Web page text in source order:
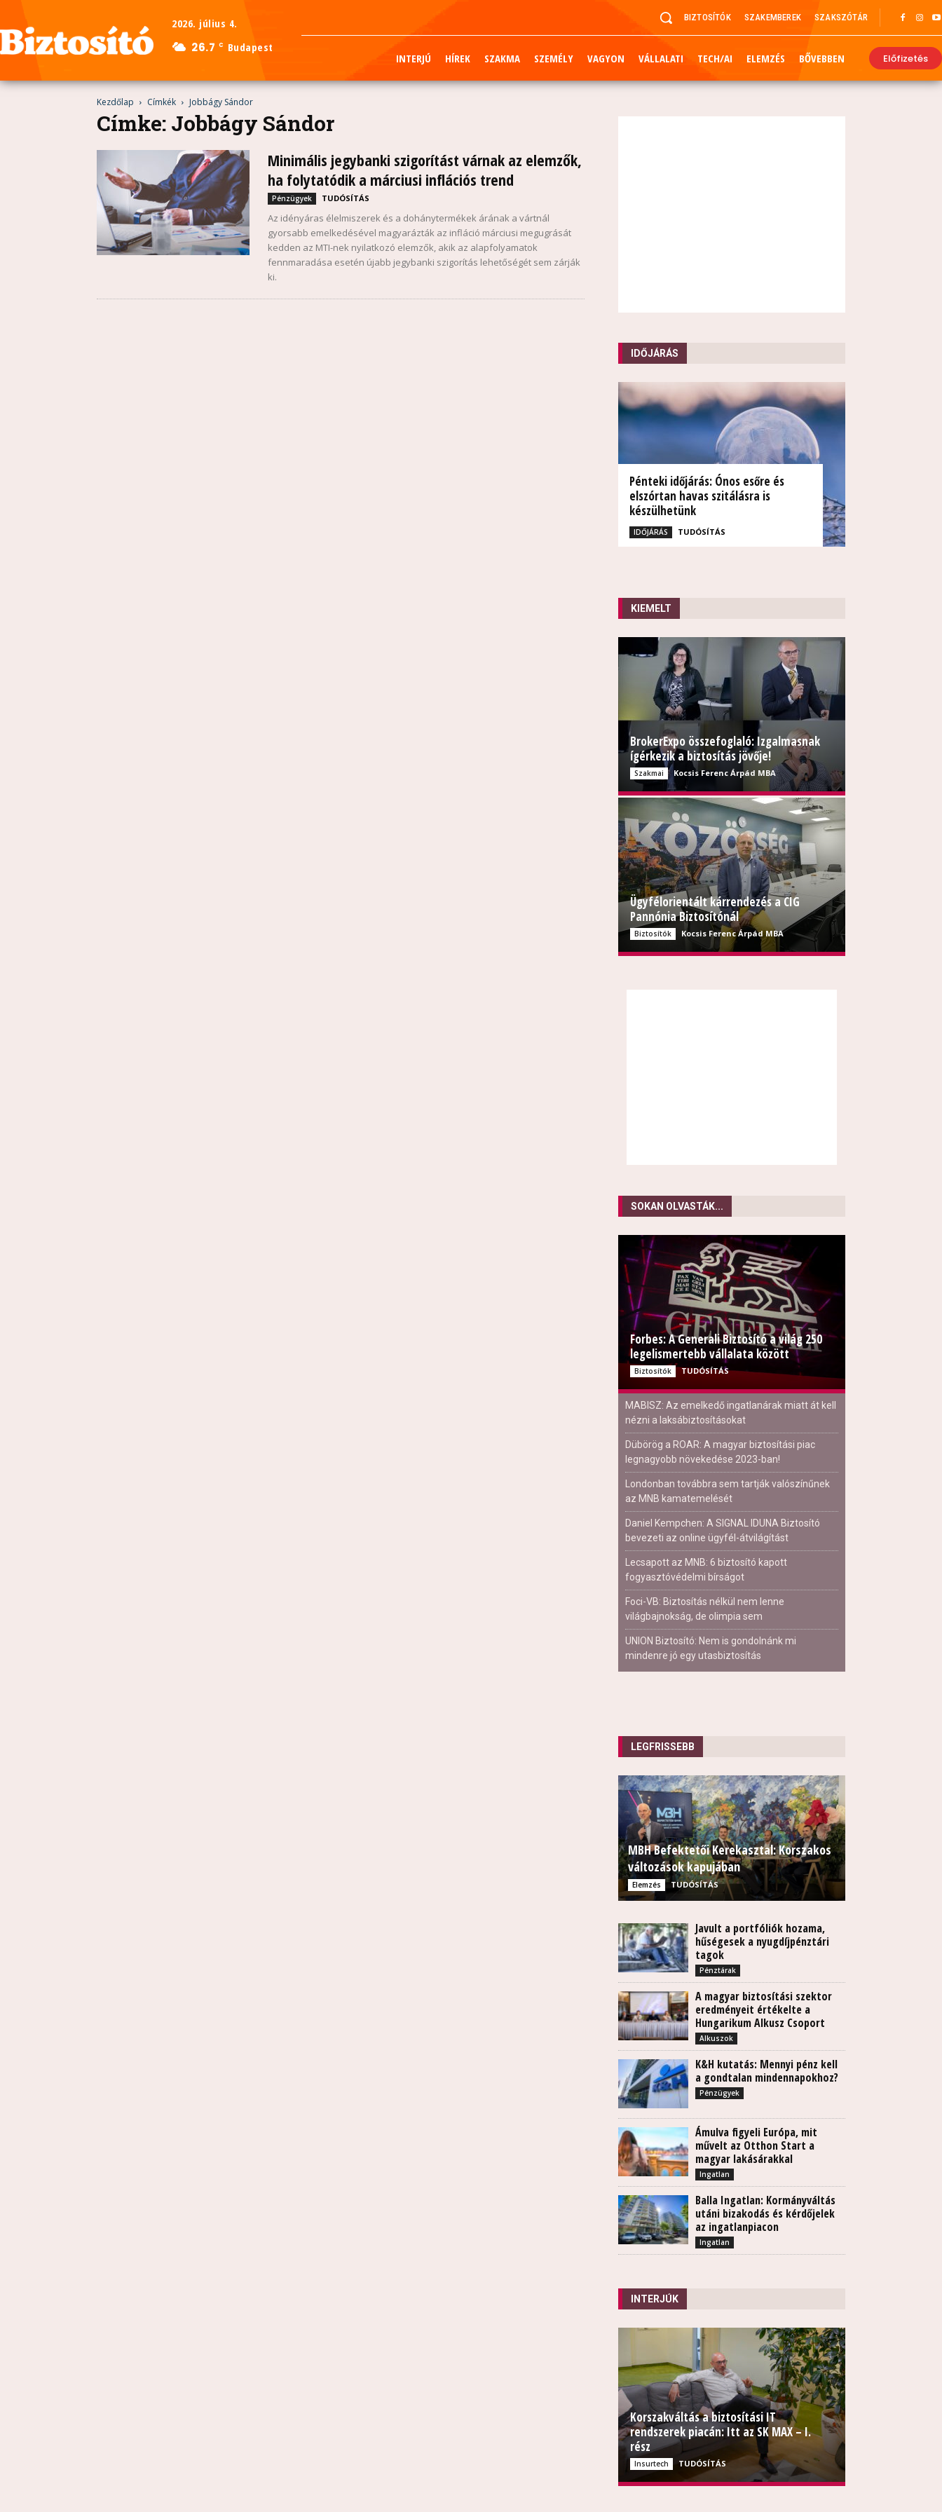
2026. július 4.
26.7 C Budapest
BIZTOSÍTÓK SZAKEMBEREK SZAKSZÓTÁR
INTERJÚ HÍREK SZAKMA SZEMÉLY VAGYON VÁLLALATI TECH/AI ELEMZÉS BŐVEBBEN Előfizetés
Kezdőlap Címkék Jobbágy Sándor
Címke: Jobbágy Sándor
Minimális jegybanki szigorítást várnak az elemzők,
ha folytatódik a márciusi inflációs trend
Pénzügyek TUDÓSÍTÁS
Az idényáras élelmiszerek és a dohánytermékek árának a vártnál
gyorsabb emelkedésével magyarázták az infláció márciusi megugrását
kedden az MTI-nek nyilatkozó elemzők, akik az alapfolyamatok
fennmaradása esetén újabb jegybanki szigorítás lehetőségét sem zárják
ki.
IDŐJÁRÁS
Pénteki időjárás: Ónos esőre és
elszórtan havas szitálásra is
készülhetünk
IDŐJÁRÁS TUDÓSÍTÁS
KIEMELT
BrokerExpo összefoglaló: Izgalmasnak
ígérkezik a biztosítás jövője!
Szakmai Kocsis Ferenc Árpád MBA
Ügyfélorientált kárrendezés a CIG
Pannónia Biztosítónál
Biztosítók Kocsis Ferenc Árpád MBA
SOKAN OLVASTÁK...
Forbes: A Generali Biztosító a világ 250
legelismertebb vállalata között
Biztosítók TUDÓSÍTÁS
MABISZ: Az emelkedő ingatlanárak miatt át kell
nézni a laksábiztosításokat
Dübörög a ROAR: A magyar biztosítási piac
legnagyobb növekedése 2023-ban!
Londonban továbbra sem tartják valószínűnek
az MNB kamatemelését
Daniel Kempchen: A SIGNAL IDUNA Biztosító
bevezeti az online ügyfél-átvilágítást
Lecsapott az MNB: 6 biztosító kapott
fogyasztóvédelmi bírságot
Foci-VB: Biztosítás nélkül nem lenne
világbajnokság, de olimpia sem
UNION Biztosító: Nem is gondolnánk mi
mindenre jó egy utasbiztosítás
LEGFRISSEBB
MBH Befektetői Kerekasztal: Korszakos
változások kapujában
Elemzés TUDÓSÍTÁS
Javult a portfóliók hozama,
hűségesek a nyugdíjpénztári
tagok
Pénztárak
A magyar biztosítási szektor
eredményeit értékelte a
Hungarikum Alkusz Csoport
Alkuszok
K&H kutatás: Mennyi pénz kell
a gondtalan mindennapokhoz?
Pénzügyek
Ámulva figyeli Európa, mit
művelt az Otthon Start a
magyar lakásárakkal
Ingatlan
Balla Ingatlan: Kormányváltás
utáni bizakodás és kérdőjelek
az ingatlanpiacon
Ingatlan
INTERJÚK
Korszakváltás a biztosítási IT
rendszerek piacán: Itt az SK MAX – I.
rész
Insurtech TUDÓSÍTÁS